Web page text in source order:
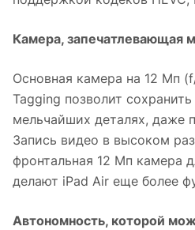
Камера, запечатлевающая
Основная камера на 12 Мп
Tagging позволит
мельчайших деталях, даже
Запись видео в высоком
фронтальная 12 Мп камера
делают iPad Air еще более
Автономность, которой